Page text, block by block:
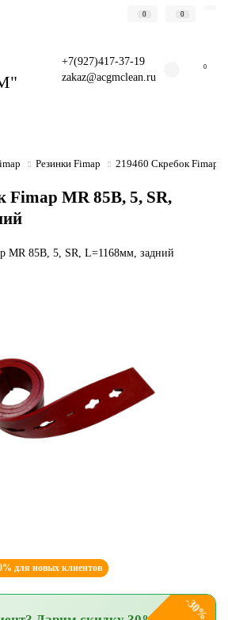
0 0
+7(927)417-37-19
zakaz@acgmclean.ru
0
Резинки Fimap 219460 Скребок Fimap
Fimap MR 85B, 5, SR,
для новых клиентов
-30%